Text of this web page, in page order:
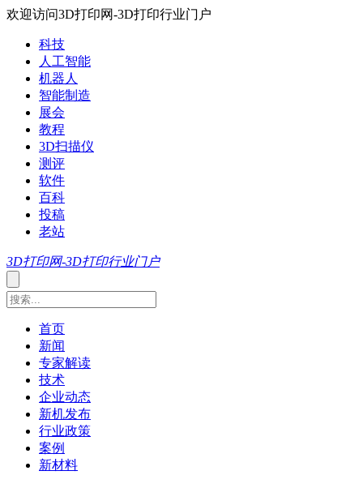
欢迎访问3D打印网-3D打印行业门户
科技
人工智能
机器人
智能制造
展会
教程
3D扫描仪
测评
软件
百科
投稿
老站
3D打印网-3D打印行业门户
首页
新闻
专家解读
技术
企业动态
新机发布
行业政策
案例
新材料